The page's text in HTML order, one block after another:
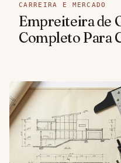
CARREIRA E MERCADO
Empreiteira de
Completo Para